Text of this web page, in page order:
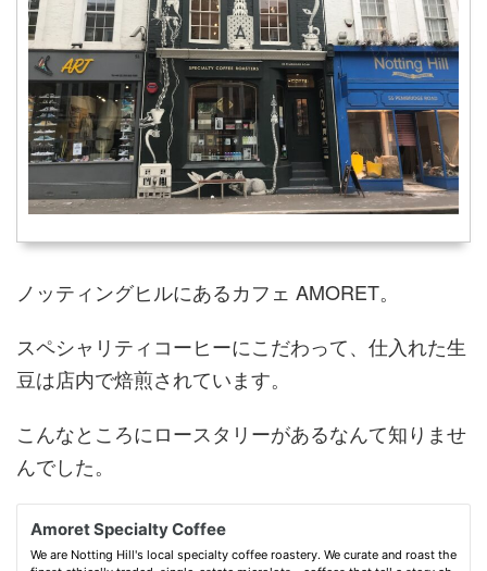
ノッティングヒルにあるカフェ AMORET。
スペシャリティコーヒーにこだわって、仕入れた生
豆は店内で焙煎されています。
こんなところにロースタリーがあるなんて知りませ
んでした。